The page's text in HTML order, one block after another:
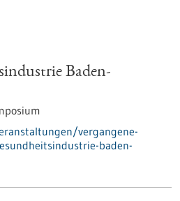
Baden-
vergangene-
baden-